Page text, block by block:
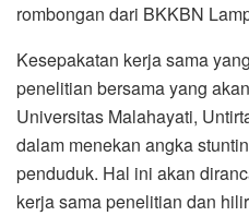
rombongan dari BKKBN
Kesepakatan kerja sama
penelitian bersama yang
Universitas Malahayati,
dalam menekan angka
penduduk. Hal ini akan
kerja sama penelitian dan